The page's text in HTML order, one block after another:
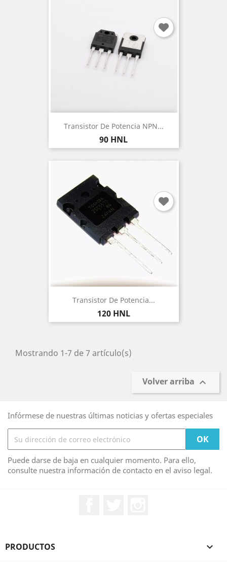
Transistor De Potencia NPN...
Precio
90 HNL
Transistor De Potencia...
Precio
120 HNL
Mostrando 1-7 de 7 artículo(s)
Volver arriba 
Infórmese de nuestras últimas noticias y ofertas especiales
Puede darse de baja en cualquier momento. Para ello,
consulte nuestra información de contacto en el aviso legal.
PRODUCTOS 